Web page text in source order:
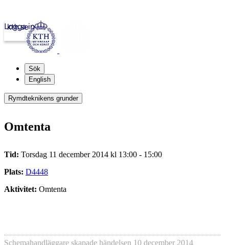
kth.se
Logga in
Sök
English
Rymdteknikens grunder
Omtenta
Tid: Torsdag 11 december 2014 kl 13:00 - 15:00
Plats: D4448
Aktivitet: Omtenta
Schemahandläggare skapade händelsen 10 december 2014